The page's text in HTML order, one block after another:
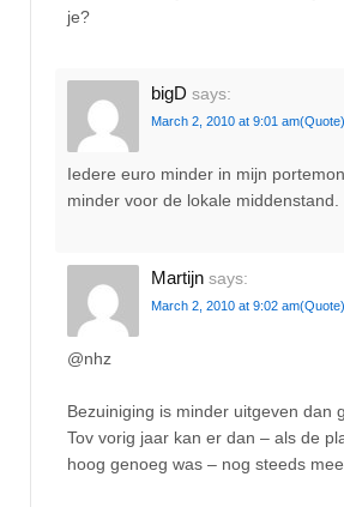
je?
bigD says:
March 2, 2010 at 9:01 am(Quote)
Iedere euro minder in mijn
minder voor de lokale middenstand.
Martijn says:
March 2, 2010 at 9:02 am(Quote)
@nhz
Bezuiniging is minder uitgeven dan
Tov vorig jaar kan er dan – als de
hoog genoeg was – nog steeds